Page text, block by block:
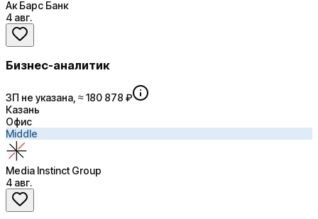
Ак Барс Банк
4 авг.
Бизнес-аналитик
ЗП не указана, ≈ 180 878 ₽
Казань
Офис
Middle
Media Instinct Group
4 авг.